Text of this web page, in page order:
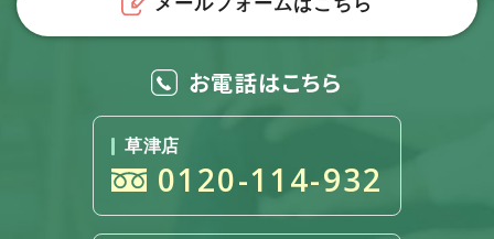
お電話はこちら
草津店
0120-114-932